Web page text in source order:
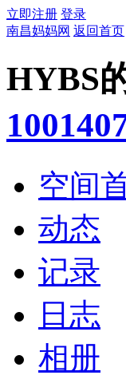
立即注册 登录
南昌妈妈网 返回首页
HYBS
空间
动态
记录
日志
相册